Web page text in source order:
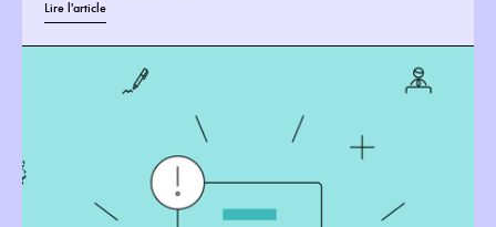
Lire l'article